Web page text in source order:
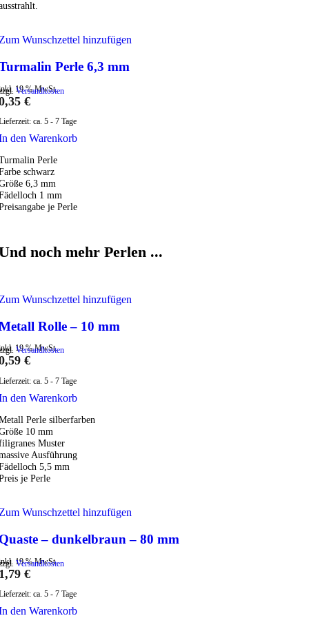
Wunschzettel hinzufügen
Perle 6,3 mm
19 % MwSt.
Versandkosten
€
ca. 5 - 7 Tage
den Warenkorb
Perle
schwarz
6,3 mm
1 mm
je Perle
noch mehr Perlen ...
Wunschzettel hinzufügen
Rolle – 10 mm
19 % MwSt.
Versandkosten
€
ca. 5 - 7 Tage
den Warenkorb
Perle silberfarben
10 mm
Muster
Ausführung
5,5 mm
je Perle
Wunschzettel hinzufügen
– dunkelbraun – 80 mm
19 % MwSt.
Versandkosten
€
ca. 5 - 7 Tage
den Warenkorb